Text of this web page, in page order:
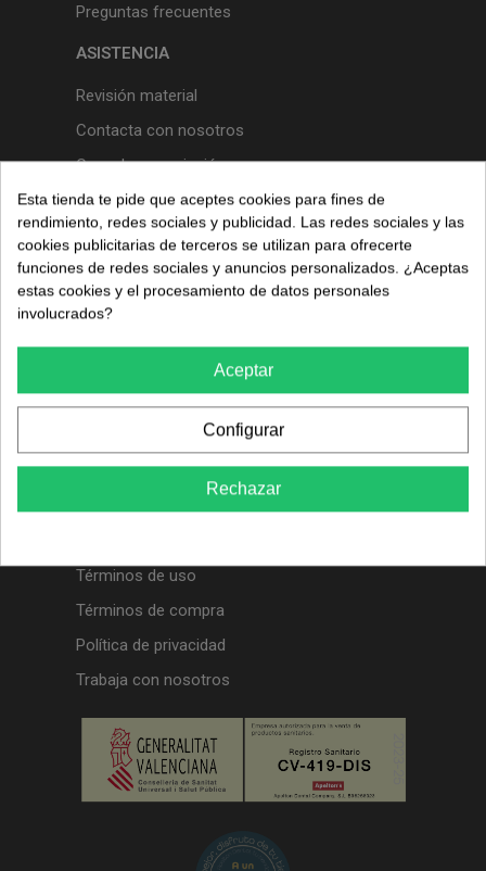
Preguntas frecuentes
ASISTENCIA
Revisión material
Contacta con nosotros
Cancelar suscripción
SERVICIOS
Servicio técnico
Venta de equipamiento
Venta material
Proyectos clínicas nuevas
Nuestras tiendas
Términos de uso
Términos de compra
Política de privacidad
Trabaja con nosotros
Esta tienda te pide que aceptes cookies para fines de
rendimiento, redes sociales y publicidad. Las redes sociales y las
cookies publicitarias de terceros se utilizan para ofrecerte
funciones de redes sociales y anuncios personalizados. ¿Aceptas
estas cookies y el procesamiento de datos personales
involucrados?
Aceptar
Configurar
Rechazar